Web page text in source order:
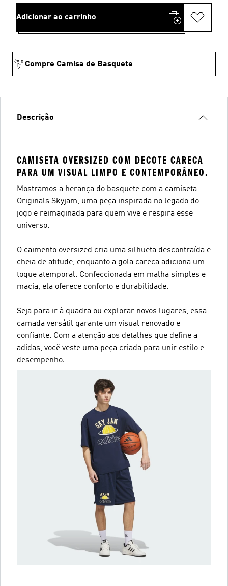
Adicionar ao carrinho
Compre Camisa de Basquete
Descrição
CAMISETA OVERSIZED COM DECOTE CARECA
PARA UM VISUAL LIMPO E CONTEMPORÂNEO.
Mostramos a herança do basquete com a camiseta
Originals Skyjam, uma peça inspirada no legado do
jogo e reimaginada para quem vive e respira esse
universo.
O caimento oversized cria uma silhueta descontraída e
cheia de atitude, enquanto a gola careca adiciona um
toque atemporal. Confeccionada em malha simples e
macia, ela oferece conforto e durabilidade.
Seja para ir à quadra ou explorar novos lugares, essa
camada versátil garante um visual renovado e
confiante. Com a atenção aos detalhes que define a
adidas, você veste uma peça criada para unir estilo e
desempenho.